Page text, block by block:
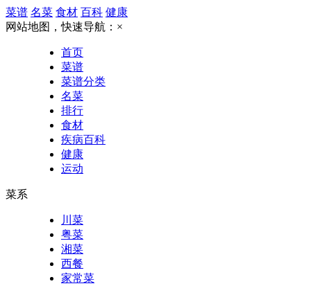
菜谱 名菜 食材 百科 健康
网站地图，快速导航： ×
首页
菜谱
菜谱分类
名菜
排行
食材
疾病百科
健康
运动
菜系
川菜
粤菜
湘菜
西餐
家常菜